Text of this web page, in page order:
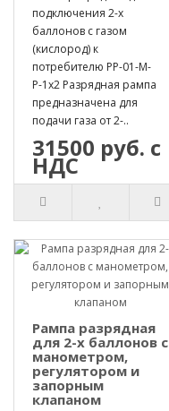
подключения 2-х
баллонов с газом
(кислород) к
потребителю РР-01-М-
Р-1х2 Разрядная рампа
предназначена для
подачи газа от 2-..
31500 руб. с
НДС
Рампа разрядная
для 2-х баллонов с
манометром,
регулятором и
запорным
клапаном